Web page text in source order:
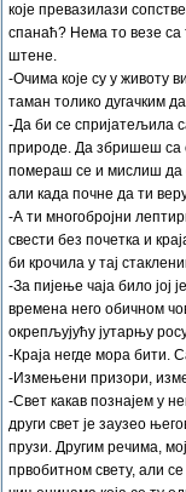
које превазилази
спанаћ? Нема то везе са
штене.
-Очима које су у животу
таман толико дугачким
-Да би се спријатељила
природе. Да збришеш са
помераш се и мислиш да
али када почне да ти
-А ти многобројни
свести без почетка и
би крочила у тај
-За пијење чаја било јој
времена него обичном
окрепљујућу јутарњу
-Краја негде мора бити.
-Измењени призори,
-Свет какав познајем у
други свет је заузео
прузи. Другим речима,
првобитном свету, али